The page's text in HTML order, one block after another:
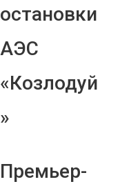
остановки
АЭС
«Козлодуй
»
Премьер-